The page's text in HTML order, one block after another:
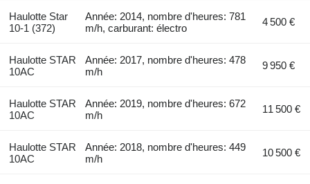
Haulotte Star
10-1 (372)
Année: 2014, nombre d'heures: 781
m/h, carburant: électro
4 500 €
Haulotte STAR
10AC
Année: 2017, nombre d'heures: 478
m/h
9 950 €
Haulotte STAR
10AC
Année: 2019, nombre d'heures: 672
m/h
11 500 €
Haulotte STAR
10AC
Année: 2018, nombre d'heures: 449
m/h
10 500 €